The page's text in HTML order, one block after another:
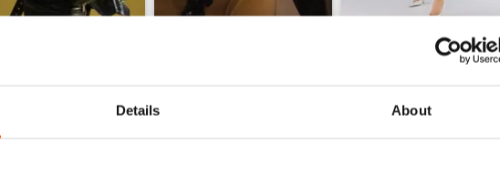
Details About